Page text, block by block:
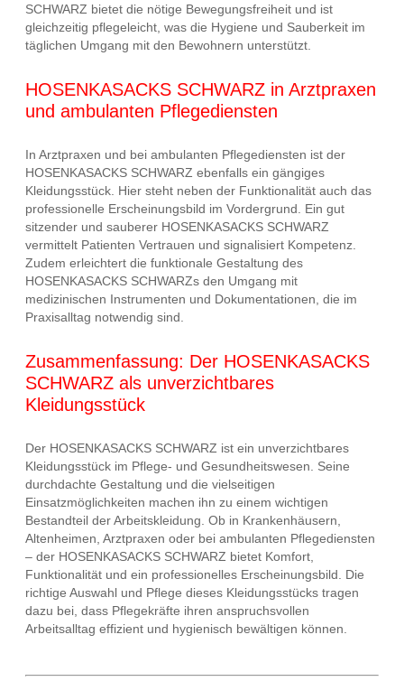
SCHWARZ bietet die nötige Bewegungsfreiheit und ist
gleichzeitig pflegeleicht, was die Hygiene und Sauberkeit im
täglichen Umgang mit den Bewohnern unterstützt.
HOSENKASACKS SCHWARZ in Arztpraxen
und ambulanten Pflegediensten
In Arztpraxen und bei ambulanten Pflegediensten ist der
HOSENKASACKS SCHWARZ ebenfalls ein gängiges
Kleidungsstück. Hier steht neben der Funktionalität auch das
professionelle Erscheinungsbild im Vordergrund. Ein gut
sitzender und sauberer HOSENKASACKS SCHWARZ
vermittelt Patienten Vertrauen und signalisiert Kompetenz.
Zudem erleichtert die funktionale Gestaltung des
HOSENKASACKS SCHWARZs den Umgang mit
medizinischen Instrumenten und Dokumentationen, die im
Praxisalltag notwendig sind.
Zusammenfassung: Der HOSENKASACKS
SCHWARZ als unverzichtbares
Kleidungsstück
Der HOSENKASACKS SCHWARZ ist ein unverzichtbares
Kleidungsstück im Pflege- und Gesundheitswesen. Seine
durchdachte Gestaltung und die vielseitigen
Einsatzmöglichkeiten machen ihn zu einem wichtigen
Bestandteil der Arbeitskleidung. Ob in Krankenhäusern,
Altenheimen, Arztpraxen oder bei ambulanten Pflegediensten
– der HOSENKASACKS SCHWARZ bietet Komfort,
Funktionalität und ein professionelles Erscheinungsbild. Die
richtige Auswahl und Pflege dieses Kleidungsstücks tragen
dazu bei, dass Pflegekräfte ihren anspruchsvollen
Arbeitsalltag effizient und hygienisch bewältigen können.